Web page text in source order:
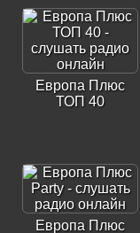
Европа Плюс
ТОП 40
Европа Плюс